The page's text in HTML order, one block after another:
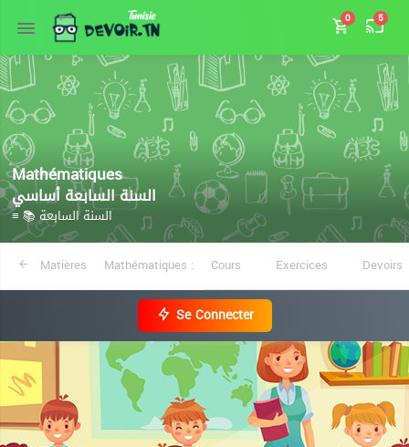
0 5
Mathématiques
السنة السابعة أساسي
≡ 📚 السنة السابعة
Matières Mathématiques : Cours Exercices Devoirs
Se Connecter